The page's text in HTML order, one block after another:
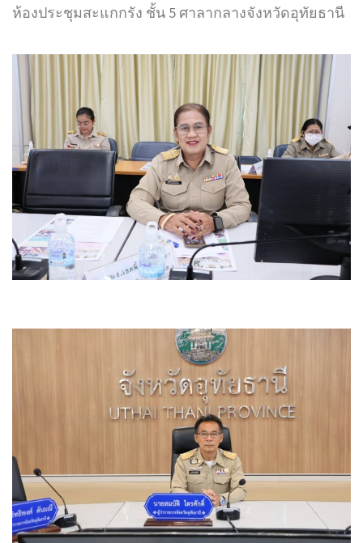
ห้องประชุมสะแกกรัง ชั้น 5 ศาลากลางจังหวัดอุทัยธานี